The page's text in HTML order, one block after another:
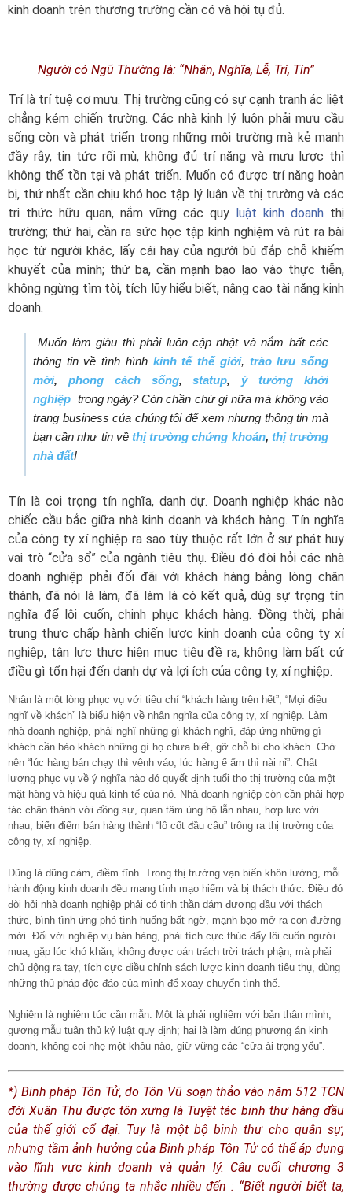
kinh doanh trên thương trường cần có và hội tụ đủ.
Người có Ngũ Thường là: “Nhân, Nghĩa, Lễ, Trí, Tín”
Trí là trí tuệ cơ mưu. Thị trường cũng có sự cạnh tranh ác liệt
chẳng kém chiến trường. Các nhà kinh lý luôn phải mưu cầu
sống còn và phát triển trong những môi trường mà kẻ mạnh
đầy rẫy, tin tức rối mù, không đủ trí năng và mưu lược thì
không thể tồn tại và phát triển. Muốn có được trí năng hoàn
bị, thứ nhất cần chịu khó học tập lý luận về thị trường và các
tri thức hữu quan, nắm vững các quy
luật kinh doanh thị
trường; thứ hai, cần ra sức học tập kinh nghiệm và rút ra bài
học từ người khác, lấy cái hay của người bù đắp chỗ khiếm
khuyết của mình; thứ ba, cần mạnh bạo lao vào thực tiễn,
không ngừng tìm tòi, tích lũy hiểu biết, nâng cao tài năng kinh
doanh.
Muốn làm giàu thì phải luôn cập nhật và nắm bất các
thông tin về tình hình kinh tế thế giới, trào lưu sống
mới, phong cách sống,statup, ý tưởng khởi
nghiệp trong ngày? Còn chần chừ gì nữa mà không vào
trang business của chúng tôi để xem nhưng thông tin mà
bạn cần như tin về thị trường chứng khoán, thị trường
nhà đất!
Tín là coi trọng tín nghĩa, danh dự. Doanh nghiệp khác nào
chiếc cầu bắc giữa nhà kinh doanh và khách hàng. Tín nghĩa
của công ty xí nghiệp ra sao tùy thuộc rất lớn ở sự phát huy
vai trò “cửa sổ” của ngành tiêu thụ. Điều đó đòi hỏi các nhà
doanh nghiệp phải đối đãi với khách hàng bằng lòng chân
thành, đã nói là làm, đã làm là có kết quả, dùg sự trọng tín
nghĩa để lôi cuốn, chinh phục khách hàng. Đồng thời, phải
trung thực chấp hành chiến lược kinh doanh của công ty xí
nghiệp, tận lực thực hiện mục tiêu đề ra, không làm bất cứ
điều gì tổn hại đến danh dự và lợi ích của công ty, xí nghiệp.
Nhân là một lòng phục vụ với tiêu chí “khách hàng trên hết”, “Mọi điều
nghĩ về khách” là biểu hiện về nhân nghĩa của công ty, xí nghiệp. Làm
nhà doanh nghiệp, phải nghĩ những gì khách nghĩ, đáp ứng những gì
khách cần bảo khách những gì họ chưa biết, gỡ chỗ bí cho khách. Chớ
nên “lúc hàng bán chạy thì vênh váo, lúc hàng ế ẩm thì nài nỉ”. Chất
lượng phục vụ về ý nghĩa nào đó quyết định tuổi thọ thị trường của một
mặt hàng và hiệu quả kinh tế của nó. Nhà doanh nghiệp còn cần phải hợp
tác chân thành với đồng sự, quan tâm ủng hộ lẫn nhau, hợp lực với
nhau, biến điểm bán hàng thành “lô cốt đầu cầu” trông ra thị trường của
công ty, xí nghiệp.
Dũng là dũng cảm, điềm tĩnh. Trong thị trường vạn biến khôn lường, mỗi
hành động kinh doanh đều mang tính mạo hiểm và bị thách thức. Điều đó
đòi hỏi nhà doanh nghiệp phải có tinh thần dám đương đầu với thách
thức, bình tĩnh ứng phó tình huống bất ngờ, mạnh bạo mở ra con đường
mới. Đối với nghiệp vụ bán hàng, phải tích cực thúc đẩy lôi cuốn người
mua, gặp lúc khó khăn, không được oán trách trời trách phận, mà phải
chủ động ra tay, tích cực điều chỉnh sách lược kinh doanh tiêu thụ, dùng
những thủ pháp độc đáo của mình để xoay chuyển tình thế.
Nghiêm là nghiêm túc cần mẫn. Một là phải nghiêm với bản thân mình,
gương mẫu tuân thủ kỷ luật quy định; hai là làm đúng phương án kinh
doanh, không coi nhẹ một khâu nào, giữ vững các “cửa ải trọng yếu”.
*) Binh pháp Tôn Tử, do Tôn Vũ soạn thảo vào năm 512 TCN
đời Xuân Thu được tôn xưng là Tuyệt tác binh thư hàng đầu
của thế giới cổ đại. Tuy là một bộ binh thư cho quân sự,
nhưng tầm ảnh hưởng của Binh pháp Tôn Tử có thể áp dụng
vào lĩnh vực kinh doanh và quản lý. Câu cuối chương 3
thường được chúng ta nhắc nhiều đến : “Biết người biết ta,